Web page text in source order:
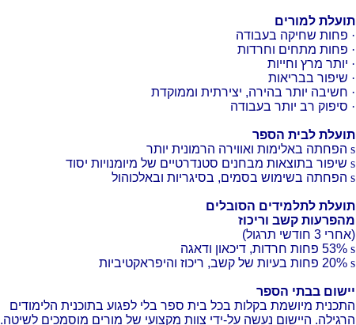
תועלת למורים
· פחות שחיקה בעבודה
· פחות מתחים וחרדות
· יותר מרץ וחייות
· שיפור בבריאות
· חשיבה יותר בהירה, יצירתית וממוקדת
· סיפוק רב יותר בעבודה
תועלת לבית הספר
s הפחתה באלימות ואווירה הרמונית יותר
s שיפור בתוצאות מבחנים סטנדרטיים של מיומנויות יסוד
s הפחתה בשימוש בסמים, בסיגריות ובאלכוהול
תועלת לתלמידים הסובלים
מהפרעות קשב וריכוז
(אחרי 3 חודשי תרגול)
s 53% פחות חרדות, דיכאון ודאגה
s 20% פחות בעיות של קשב, ריכוז והיפראקטיביות
יישום בבתי הספר
התכנית מיושמת בקלות בכל בית ספר בלי לפגוע בתוכנית הלימודים
הרגילה. היישום נעשה על-ידי צוות מקצועי של מורים מוסמכים לשיטה.